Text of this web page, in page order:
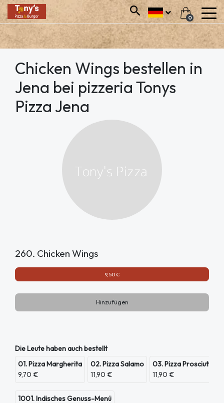
0
Chicken Wings bestellen in
Jena bei pizzeria Tonys
Pizza Jena
260. Chicken Wings
9,50 €
Hinzufügen
Die Leute haben auch bestellt
01. Pizza Margherita
9,70 €
02. Pizza Salamo
11,90 €
03. Pizza Prosciutto
11,90 €
1001. Indisches Genuss-Menü